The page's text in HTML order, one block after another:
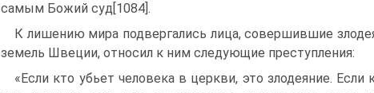
самым Божий суд[1084].
К лишению мира подвергались лица, совершившие
земель Швеции, относил к ним следующие преступления:
«Если кто убьет человека в церкви, это злодеяние. Если